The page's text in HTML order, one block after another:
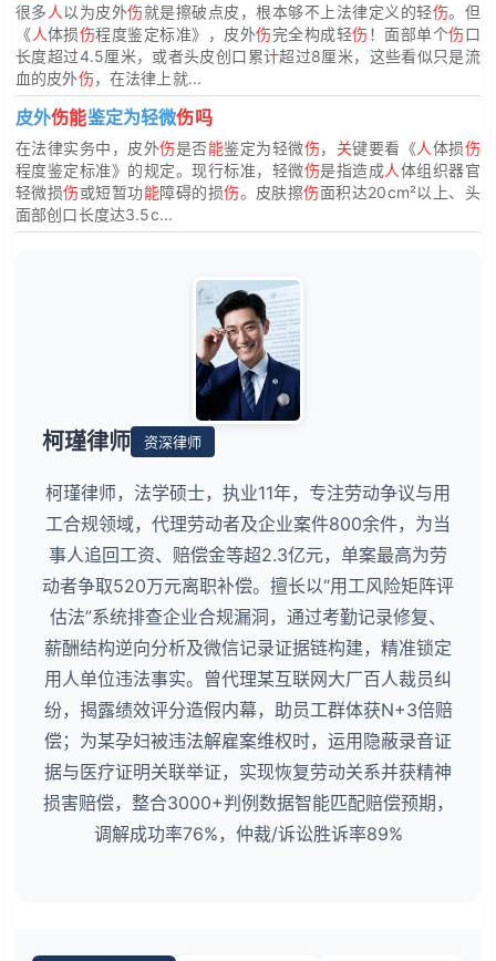
很多 人 以为皮外伤就是擦破点皮，根本够不上法律定义的轻伤。但
《人体损伤程度鉴定标准》，皮外伤完全构成轻伤 ！面部单个伤口
长度超过4.5厘米，或者头皮创口累计超过8厘米，这些看似只是流
血的皮外伤，在法律上就...
皮外伤能鉴定为轻微伤吗
在法律实务中，皮外伤是否能鉴定为轻微伤， 关键要看《人体损伤
程度鉴定标准》的规定。现行标准，轻微伤是指造成人体组织器官
轻微损伤或短暂功能障碍的损伤。皮肤擦伤面积达20cm²以上、头
面部创口长度达3.5c...
柯瑾律师 资深律师
柯瑾律师，法学硕士，执业11年，专注劳动争议与用
工合规领域，代理劳动者及企业案件800余件，为当
事人追回工资、赔偿金等超2.3亿元，单案最高为劳
动者争取520万元离职补偿。擅长以“用工风险矩阵评
估法”系统排查企业合规漏洞，通过考勤记录修复、
薪酬结构逆向分析及微信记录证据链构建，精准锁定
用人单位违法事实。曾代理某互联网大厂百人裁员纠
纷，揭露绩效评分造假内幕，助员工群体获N+3倍赔
偿；为某孕妇被违法解雇案维权时，运用隐蔽录音证
据与医疗证明关联举证，实现恢复劳动关系并获精神
损害赔偿，整合3000+判例数据智能匹配赔偿预期，
调解成功率76%，仲裁/诉讼胜诉率89%